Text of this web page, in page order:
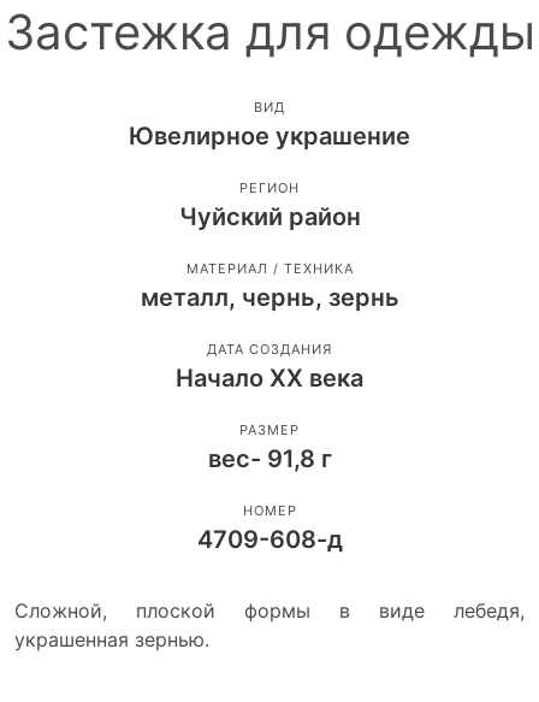
Застежка для одежды
ВИД
Ювелирное украшение
РЕГИОН
Чуйский район
МАТЕРИАЛ / ТЕХНИКА
металл, чернь, зернь
ДАТА СОЗДАНИЯ
Начало ХХ века
РАЗМЕР
вес- 91,8 г
НОМЕР
4709-608-д
Сложной, плоской формы в виде лебедя,
украшенная зернью.